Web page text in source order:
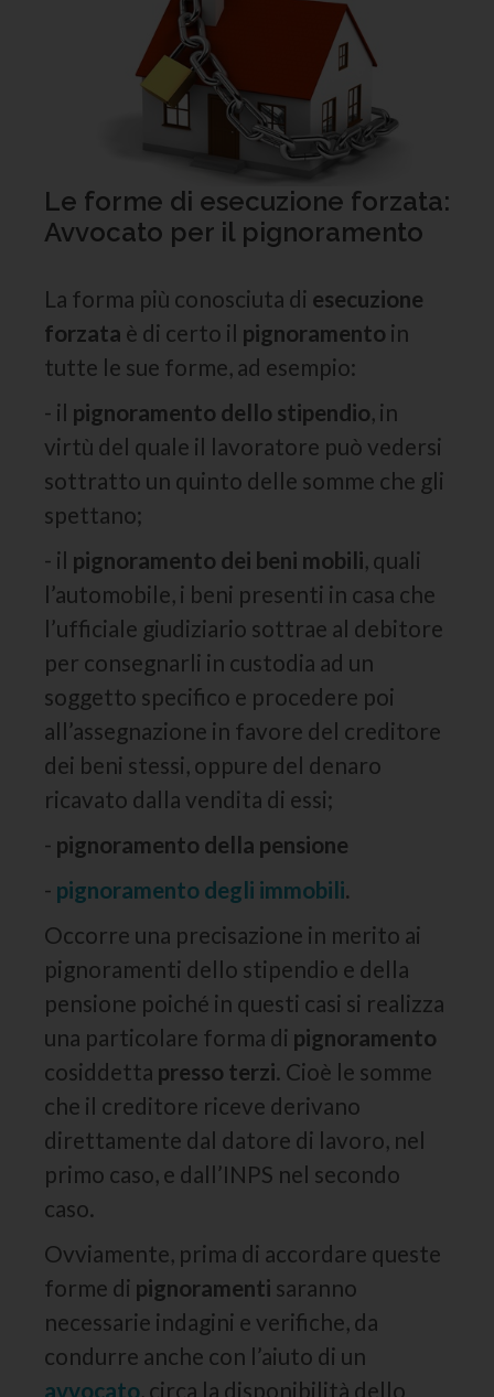
Le forme di esecuzione forzata:
Avvocato per il pignoramento
La forma più conosciuta di esecuzione
forzata è di certo il pignoramento in
tutte le sue forme, ad esempio:
- il pignoramento dello stipendio, in
virtù del quale il lavoratore può vedersi
sottratto un quinto delle somme che gli
spettano;
- il pignoramento dei beni mobili, quali
l’automobile, i beni presenti in casa che
l’ufficiale giudiziario sottrae al debitore
per consegnarli in custodia ad un
soggetto specifico e procedere poi
all’assegnazione in favore del creditore
dei beni stessi, oppure del denaro
ricavato dalla vendita di essi;
- pignoramento della pensione
- pignoramento degli immobili.
Occorre una precisazione in merito ai
pignoramenti dello stipendio e della
pensione poiché in questi casi si realizza
una particolare forma di pignoramento
cosiddetta presso terzi. Cioè le somme
che il creditore riceve derivano
direttamente dal datore di lavoro, nel
primo caso, e dall’INPS nel secondo
caso.
Ovviamente, prima di accordare queste
forme di pignoramenti saranno
necessarie indagini e verifiche, da
condurre anche con l’aiuto di un
avvocato, circa la disponibilità dello